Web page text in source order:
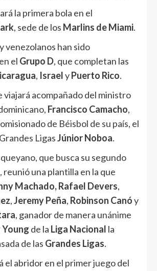
la primera bola en el
, sede de los Marlins de Miami.
venezolanos han sido
el Grupo D, que completan las
, IsraelyPuerto Rico.
viajará acompañado del ministro
Francisco Camacho,
de Béisbol de su país, el
LigasJúnior Noboa.
que busca su segundo
una plantilla en la que
Machado, Rafael Devers,
,Jeremy Peña, Robinson Canóy
, ganador de manera unánime
Young de la Liga Nacional la
de las Grandes Ligas.
el abridor en el primer juego del